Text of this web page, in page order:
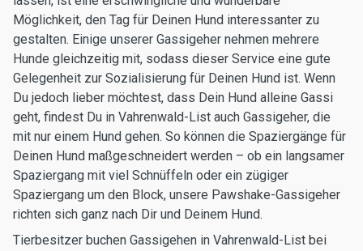
Möglichkeit, den Tag für Deinen Hund interessanter zu
gestalten. Einige unserer Gassigeher nehmen mehrere
Hunde gleichzeitig mit, sodass dieser Service eine gute
Gelegenheit zur Sozialisierung für Deinen Hund ist. Wenn
Du jedoch lieber möchtest, dass Dein Hund alleine Gassi
geht, findest Du in Vahrenwald-List auch Gassigeher, die
mit nur einem Hund gehen. So können die Spaziergänge für
Deinen Hund maßgeschneidert werden – ob ein langsamer
Spaziergang mit viel Schnüffeln oder ein zügiger
Spaziergang um den Block, unsere Pawshake-Gassigeher
richten sich ganz nach Dir und Deinem Hund.
Tierbesitzer buchen Gassigehen in Vahrenwald-List bei